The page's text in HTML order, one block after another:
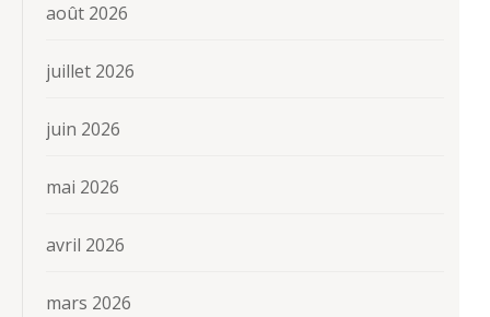
août 2026
juillet 2026
juin 2026
mai 2026
avril 2026
mars 2026